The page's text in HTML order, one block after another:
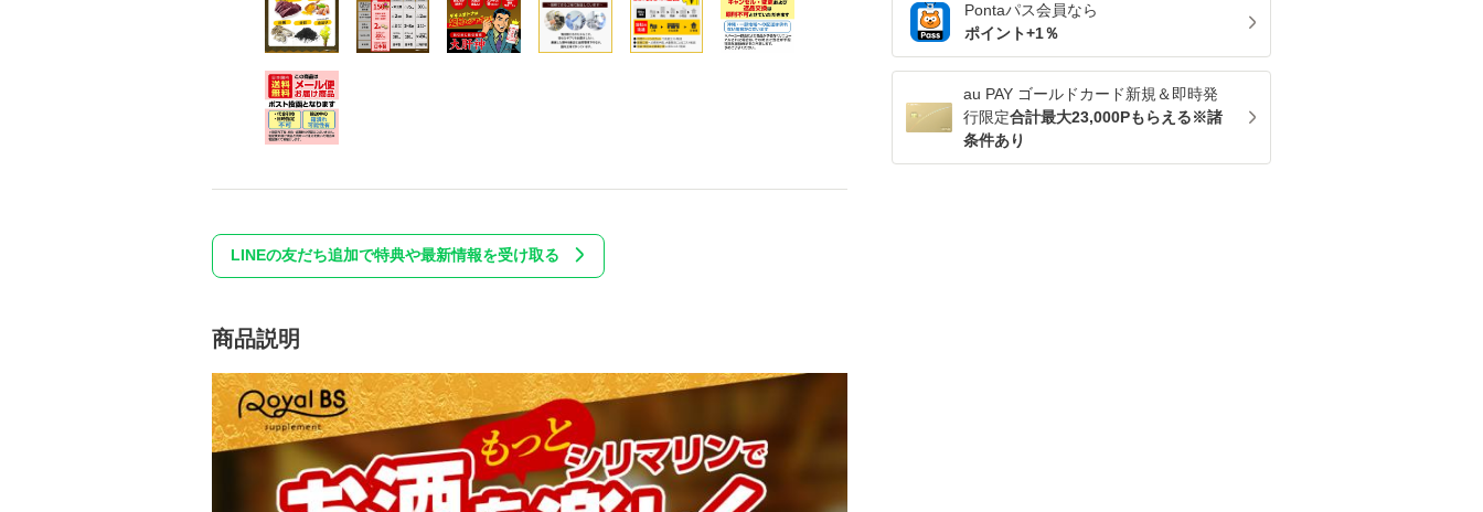
Pontaパス会員なら
ポイント+1％
au PAY ゴールドカード新規＆即時発
行限定合計最大23,000Pもらえる※諸
条件あり
LINEの友だち追加で特典や最新情報を受け取る
商品説明